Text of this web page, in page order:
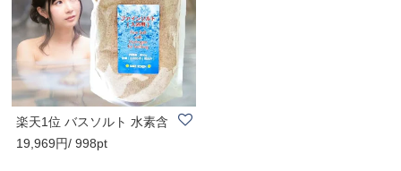
楽天1位 バスソルト 水素含
有天然岩塩 フ..
19,969円/ 998pt